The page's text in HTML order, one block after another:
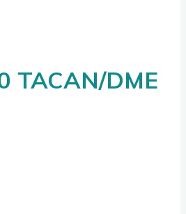
TACAN/DME